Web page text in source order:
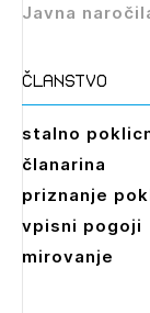
Javna
članstvo
stalno
članarina
priznanje
vpisni pogoji
mirovanje